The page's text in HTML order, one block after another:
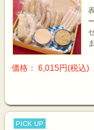
価格： 6,015円(税込)
PICK UP